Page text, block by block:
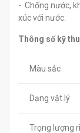
- Chống nước,
xúc với nước.
Thông số kỹ
Màu sắc
Dạng vật lý
Trọng lượng